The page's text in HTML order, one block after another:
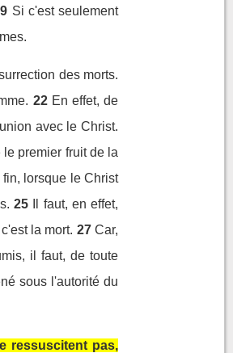
Si c'est seulement
des morts.
22 En effet, de
avec le Christ.
premier fruit de la
lorsque le Christ
25
Il faut, en effet,
la mort. 27 Car,
il faut, de toute
sous l'autorité du
ressuscitent pas,